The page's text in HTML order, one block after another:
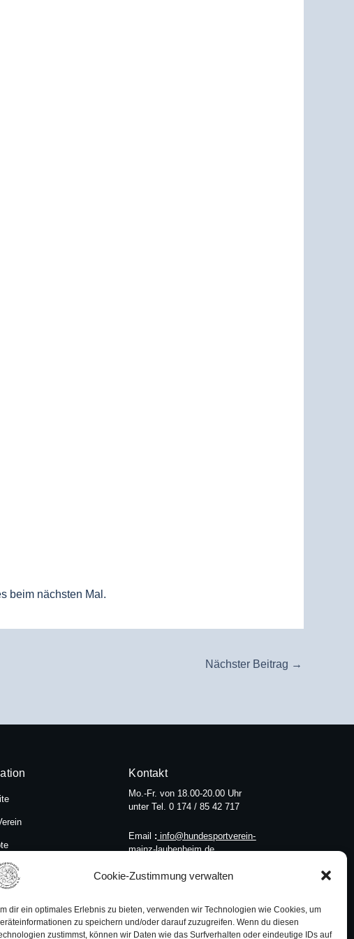
Cookie-Zustimmung verwalten
dir ein optimales Erlebnis zu bieten, verwenden wir Technologien wie Cookies, um
zu speichern und/oder darauf zuzugreifen. Wenn du diesen
zustimmst, können wir Daten wie das Surfverhalten oder eindeutige IDs auf
beim nächsten Mal.
Nächster Beitrag →
Kontakt
Mo.-Fr. von 18.00-20.00 Uhr
unter Tel. 0 174 / 85 42 717
Email : info@hundesportverein-
mainz-laubenheim.de